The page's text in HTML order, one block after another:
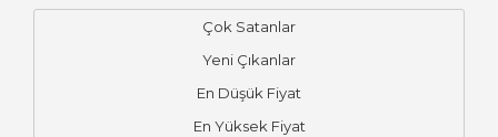
Çok Satanlar
Yeni Çıkanlar
En Düşük Fiyat
En Yüksek Fiyat